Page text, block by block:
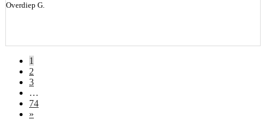
Overdiep G.
1
2
3
…
74
»